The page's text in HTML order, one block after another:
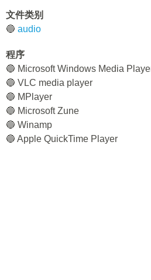
文件类别
🔵 audio
程序
🔵 Microsoft Windows Media
🔵 VLC media player
🔵 MPlayer
🔵 Microsoft Zune
🔵 Winamp
🔵 Apple QuickTime Player